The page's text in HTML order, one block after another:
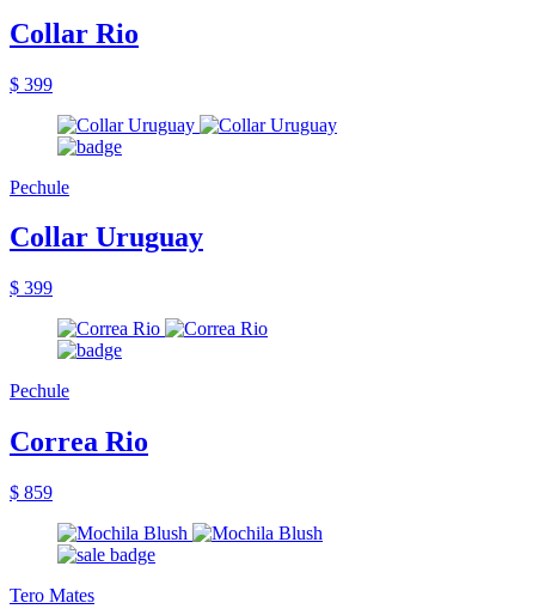
Collar Rio
$ 399
Pechule
Collar Uruguay
$ 399
Pechule
Correa Rio
$ 859
Tero Mates